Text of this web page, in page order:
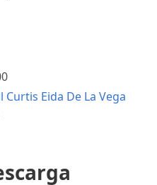
Curtis Eida De La Vega